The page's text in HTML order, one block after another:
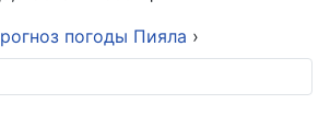
погоды Пияла ›